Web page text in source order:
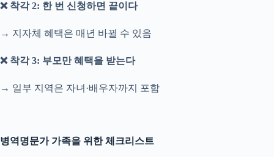
❌ 착각 2: 한 번 신청하면 끝이다
→ 지자체 혜택은 매년 바뀔 수 있음
❌ 착각 3: 부모만 혜택을 받는다
→ 일부 지역은 자녀·배우자까지 포함
병역명문가 가족을 위한 체크리스트